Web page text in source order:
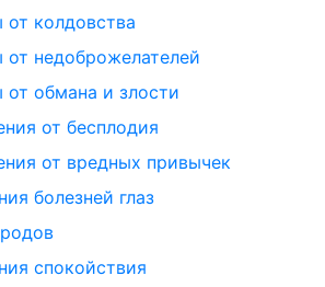
колдовства
недоброжелателей
обмана и злости
от бесплодия
от вредных привычек
болезней глаз
спокойствия